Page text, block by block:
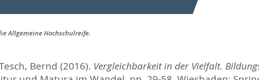
Allgemeine Hochschulreife.
Bernd (2016). Vergleichbarkeit in der Vielfalt.